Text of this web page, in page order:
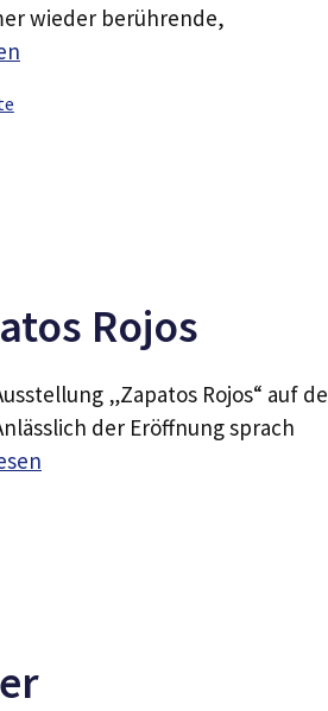
wieder berührende,
Rojos
„Zapatos Rojos“ auf
der Eröffnung sprach